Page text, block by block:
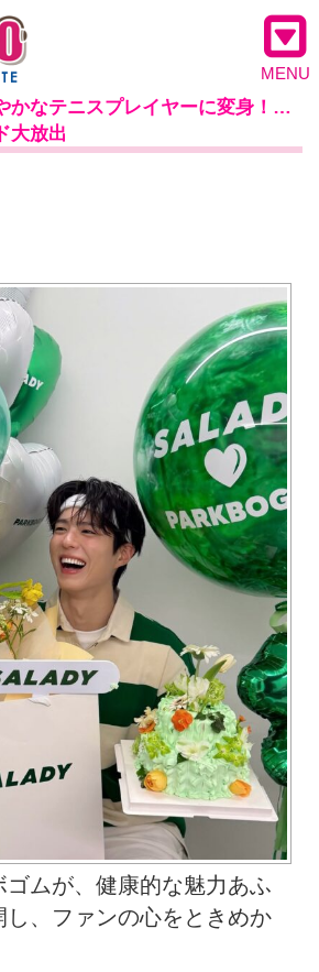
MENU
かなテニスプレイヤーに変身！…
大放出
ムが、健康的な魅力あふ
し、ファンの心をときめか